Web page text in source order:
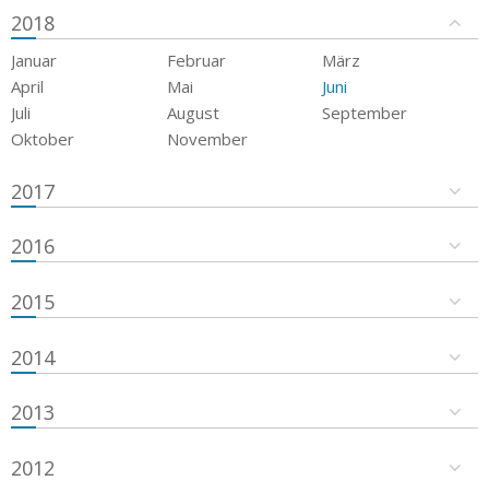
2018
Januar Februar
März
April
Mai
Juni
Juli
August
September
Oktober
November
2017
2016
2015
2014
2013
2012